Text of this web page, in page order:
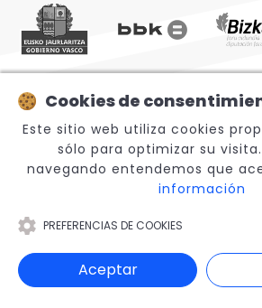
© 2026 Sabino Arana Fundazioa
Aviso legal
Canal Interno de Información
Cookies de
Este sitio web utiliza cookies
sólo para optimizar su
navegando entendemos que
información
PREFERENCIAS DE COOKIES
Aceptar